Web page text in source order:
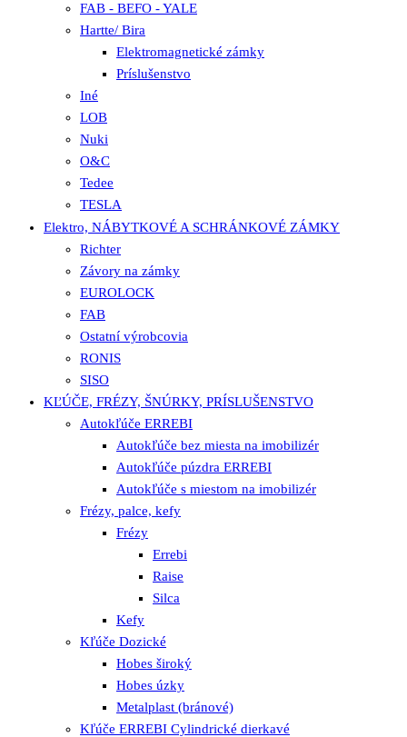
FAB - BEFO - YALE
Hartte/ Bira
Elektromagnetické zámky
Príslušenstvo
Iné
LOB
Nuki
O&C
Tedee
TESLA
Elektro, NÁBYTKOVÉ A SCHRÁNKOVÉ ZÁMKY
Richter
Závory na zámky
EUROLOCK
FAB
Ostatní výrobcovia
RONIS
SISO
KĽÚČE, FRÉZY, ŠNÚRKY, PRÍSLUŠENSTVO
Autokľúče ERREBI
Autokľúče bez miesta na imobilizér
Autokľúče púzdra ERREBI
Autokľúče s miestom na imobilizér
Frézy, palce, kefy
Frézy
Errebi
Raise
Silca
Kefy
Kľúče Dozické
Hobes široký
Hobes úzky
Metalplast (bránové)
Kľúče ERREBI Cylindrické dierkavé